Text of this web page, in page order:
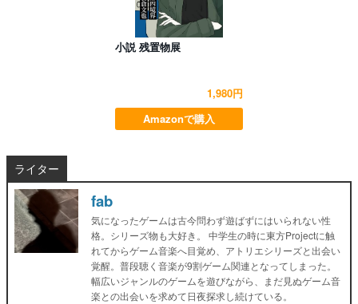
小説 残置物展
1,980円
Amazonで購入
ライター
fab
気になったゲームは古今問わず遊ばずにはいられない性
格。シリーズ物も大好き。 中学生の時に東方Projectに触
れてからゲーム音楽へ目覚め、アトリエシリーズと出会い
覚醒。普段聴く音楽が9割ゲーム関連となってしまった。
幅広いジャンルのゲームを遊びながら、まだ見ぬゲーム音
楽との出会いを求めて日夜探求し続けている。